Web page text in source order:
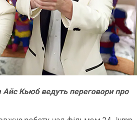
Айс Кьюб ведуть переговори про